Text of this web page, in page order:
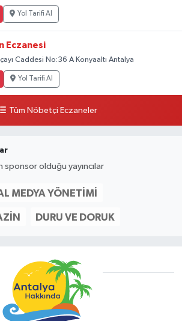
Yol Tarifi Al
Eczanesi
Caddesi No:36 A Konyaaltı Antalya
Yol Tarifi Al
Tüm Nöbetçi Eczaneler
sponsor olduğu yayıncılar
MEDYA YÖNETIMI
DURU VE DORUK